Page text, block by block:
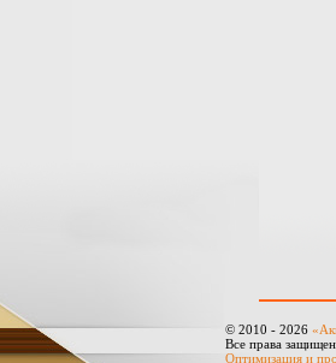
© 2010 - 2026
Все права
Оптимизация и